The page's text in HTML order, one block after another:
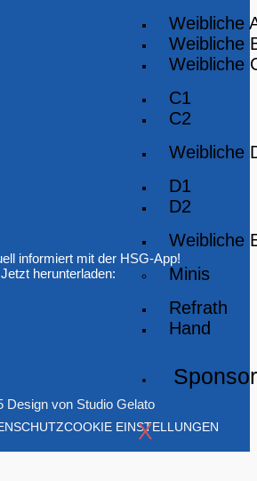
Weibliche
Weibliche
Weibliche
C1
C2
Weibliche
D1
D2
Weibliche
Minis
Refrath
Hand
X
informiert mit der HSG-App!
Jetzt herunterladen:
Design von Studio Gelato
COOKIE EINSTELLUNGEN